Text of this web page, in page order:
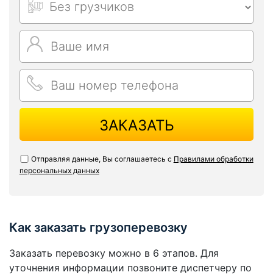
ЗАКАЗАТЬ
Отправляя данные, Вы соглашаетесь с Правилами обработки
персональных данных
Как заказать грузоперевозку
Заказать перевозку можно в 6 этапов. Для
уточнения информации позвоните диспетчеру по